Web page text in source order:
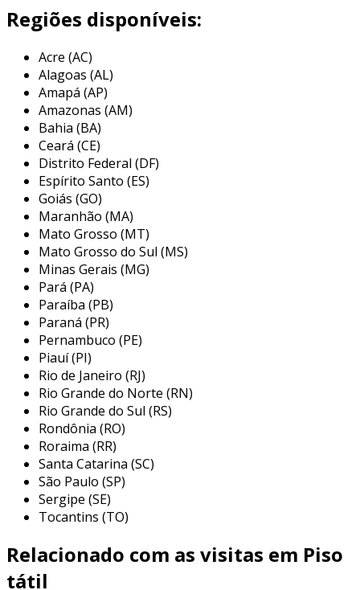
inclusão de pessoas com deficiência, garantindo
que elas possam se deslocar de forma mais
segura e autônoma.
existem diferentes modalidades de piso táctil,
incluindo pisos em relevos, que são projetados
para criar direcionamento, e pisos de alerta,
que sinalizam perigos como escadas ou
mudanças de nível. o uso adequado do piso
táctil na arquitetura e no urbanismo é
fundamental para a acessibilidade, tornando os
espaços mais inclusivos e práticos para todos.
principais aplicações do piso táctil
o piso táctil é amplamente utilizado em
diversos ambientes, como shoppings, estações
de metrô, calçadas e edifícios públicos. suas
aplicações práticas são essenciais para a
orientação de pessoas com deficiência visual,
além de contribuir para a inclusão social. as
principais áreas de aplicação incluem:
transporte público:
plataformas de ônibus e estações de
metrô para guiar os passageiros até as
saídas e escadas, aumentando a
segurança durante o deslocamento.
entradas e corredores, ajudando a criar
um ambiente acessível para clientes e
Regiões disponíveis:
Acre (AC)
Alagoas (AL)
Amapá (AP)
Amazonas (AM)
Bahia (BA)
Ceará (CE)
Distrito Federal (DF)
Espírito Santo (ES)
Goiás (GO)
Maranhão (MA)
Mato Grosso (MT)
Mato Grosso do Sul (MS)
Minas Gerais (MG)
Pará (PA)
Paraíba (PB)
Paraná (PR)
Pernambuco (PE)
Piauí (PI)
Rio de Janeiro (RJ)
Rio Grande do Norte (RN)
Rio Grande do Sul (RS)
Rondônia (RO)
Roraima (RR)
Santa Catarina (SC)
São Paulo (SP)
Sergipe (SE)
Tocantins (TO)
Relacionado com as visitas em Piso
tátil